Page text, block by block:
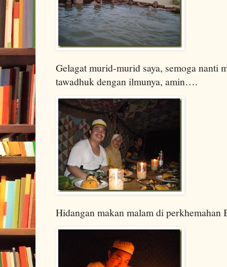
Gelagat murid-murid saya, semoga nanti
tawadhuk dengan ilmunya, amin….
Hidangan makan malam di perkhemahan